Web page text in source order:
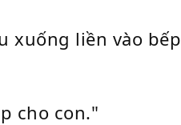
xuống liền vào bếp
cho con."